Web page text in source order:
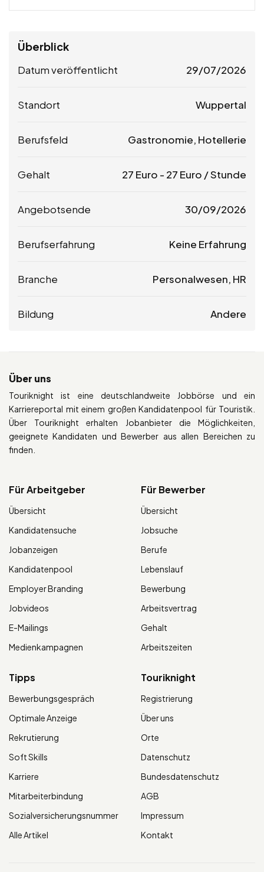
Überblick
Datum veröffentlicht 29/07/2026
Standort Wuppertal
Berufsfeld Gastronomie, Hotellerie
Gehalt 27 Euro - 27 Euro / Stunde
Angebotsende 30/09/2026
Berufserfahrung Keine Erfahrung
Branche Personalwesen, HR
Bildung Andere
Über uns
Touriknight ist eine deutschlandweite Jobbörse und ein
Karriereportal mit einem großen Kandidatenpool für Touristik.
Über Touriknight erhalten Jobanbieter die Möglichkeiten,
geeignete Kandidaten und Bewerber aus allen Bereichen zu
finden.
Für Arbeitgeber
Übersicht
Kandidatensuche
Jobanzeigen
Kandidatenpool
Employer Branding
Jobvideos
E-Mailings
Medienkampagnen
Für Bewerber
Übersicht
Jobsuche
Berufe
Lebenslauf
Bewerbung
Arbeitsvertrag
Gehalt
Arbeitszeiten
Tipps
Bewerbungsgespräch
Optimale Anzeige
Rekrutierung
Soft Skills
Karriere
Mitarbeiterbindung
Sozialversicherungsnummer
Alle Artikel
Touriknight
Registrierung
Über uns
Orte
Datenschutz
Bundesdatenschutz
AGB
Impressum
Kontakt